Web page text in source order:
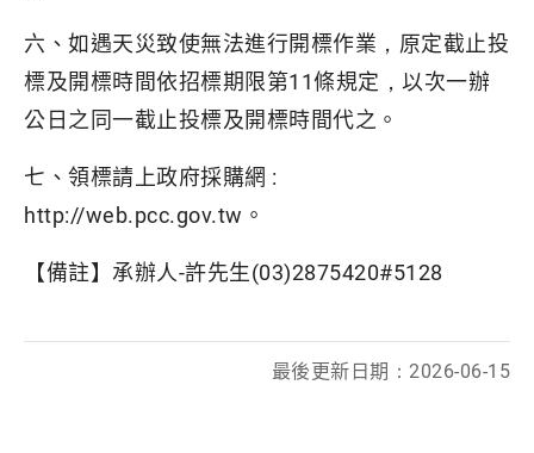
六、如遇天災致使無法進行開標作業，原定截止投
標及開標時間依招標期限第11條規定，以次一辦
公日之同一截止投標及開標時間代之。
七、領標請上政府採購網 :
http://web.pcc.gov.tw。
【備註】承辦人-許先生(03)2875420#5128
最後更新日期： 2026-06-15